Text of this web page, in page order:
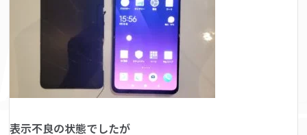
表示不良の状態でしたが